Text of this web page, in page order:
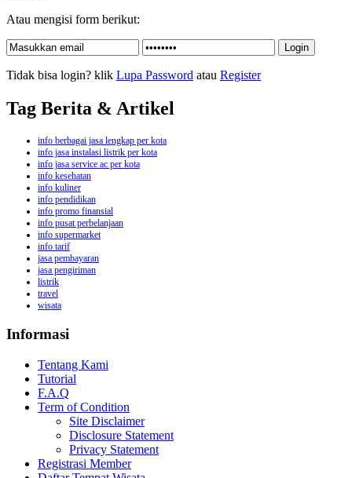
Atau mengisi form berikut:
Tidak bisa login? klik Lupa Password atau Register
Tag Berita & Artikel
info berbagai jasa lengkap per kota
info jasa instalasi listrik per kota
info jasa service ac per kota
info kesehatan
info kuliner
info pendidikan
info promo finansial
info pusat perbelanjaan
info supermarket
info tarif
jasa pembayaran
jasa pengiriman
listrik
travel
wisata
Informasi
Tentang Kami
Tutorial
F.A.Q
Term of Condition
Site Disclaimer
Disclosure Statement
Privacy Statement
Registrasi Member